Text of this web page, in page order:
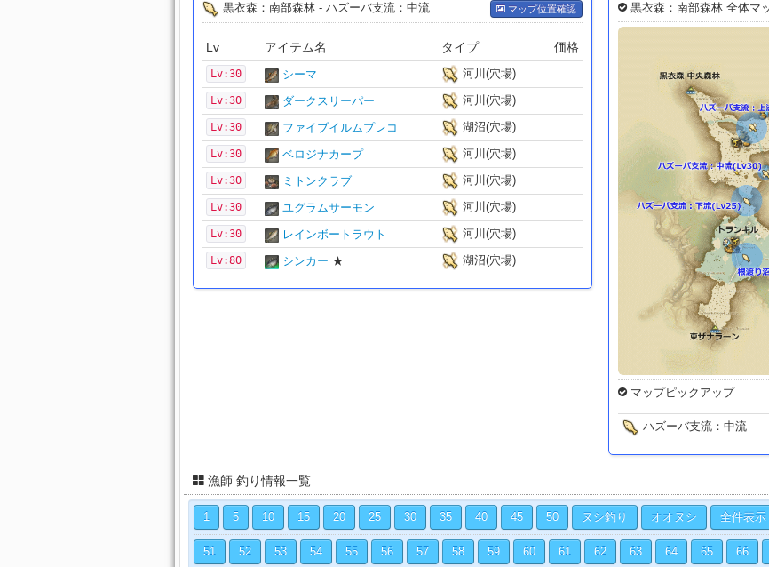
黒衣森：南部森林 - ハズーバ支流：中流 マップ位置確認
Lv アイテム名 タイプ 価格
Lv:30 シーマ 河川(穴場)
Lv:30 ダークスリーパー 河川(穴場)
Lv:30 ファイブイルムプレコ 湖沼(穴場)
Lv:30 ベロジナカープ 河川(穴場)
Lv:30 ミトンクラブ 河川(穴場)
Lv:30 ユグラムサーモン 河川(穴場)
Lv:30 レインボートラウト 河川(穴場)
Lv:80 シンカー ★ 湖沼(穴場)
黒衣森：南部森林 全体マ
マップピックアップ
ハズーバ支流：中流
漁師 釣り情報一覧
1 5 10 15 20 25 30 35 40 45 50 ヌシ釣り オオヌシ 全件表示
51 52 53 54 55 56 57 58 59 60 61 62 63 64 65 66